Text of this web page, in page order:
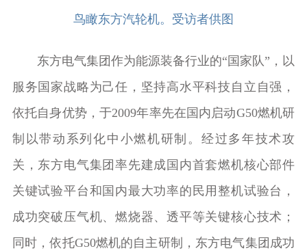
鸟瞰东方汽轮机。受访者供图
东方电气集团作为能源装备行业的“国家队”，以
服务国家战略为己任，坚持高水平科技自立自强，
依托自身优势，于2009年率先在国内启动G50燃机研
制以带动系列化中小燃机研制。经过多年技术攻
关，东方电气集团率先建成国内首套燃机核心部件
关键试验平台和国内最大功率的民用整机试验台，
成功突破压气机、燃烧器、透平等关键核心技术；
同时，依托G50燃机的自主研制，东方电气集团成功